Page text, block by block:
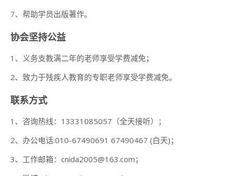
7、帮助学员出版著作。
协会坚持公益
1、义务支教满二年的老师享受学费减免；
2、致力于残疾人教育的专职老师享受学费减免。
联系方式
1、咨询热线：13331085057（全天接听）；
2、办公电话:010-67490691 67490467 (白天)；
3、工作邮箱：cnida2005@163.com；